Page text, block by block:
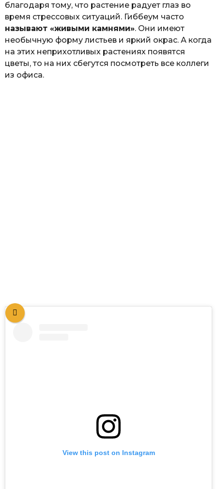
благодаря тому, что растение радует глаз во
время стрессовых ситуаций. Гиббеум часто
называют «живыми камнями». Они имеют
необычную форму листьев и яркий окрас. А когда
на этих неприхотливых растениях появятся
цветы, то на них сбегутся посмотреть все коллеги
из офиса.
View this post on Instagram